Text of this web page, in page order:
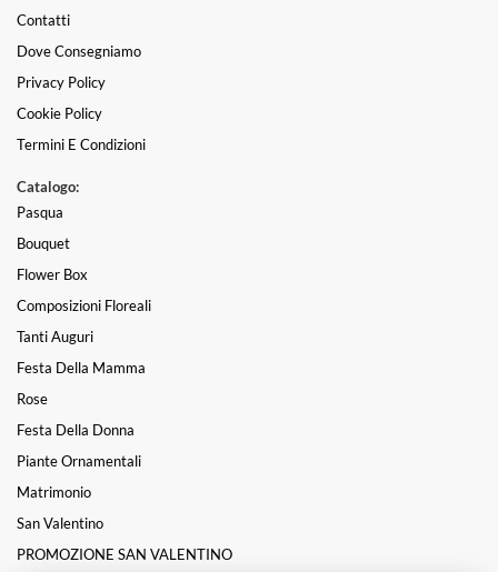
Contatti
Dove Consegniamo
Privacy Policy
Cookie Policy
Termini E Condizioni
Catalogo:
Pasqua
Bouquet
Flower Box
Composizioni Floreali
Tanti Auguri
Festa Della Mamma
Rose
Festa Della Donna
Piante Ornamentali
Matrimonio
San Valentino
PROMOZIONE SAN VALENTINO